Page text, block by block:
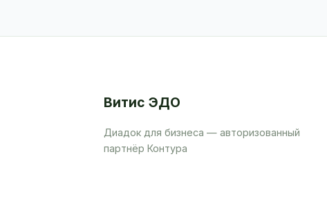
Витис ЭДО
Диадок для бизнеса — авторизованный
партнёр Контура